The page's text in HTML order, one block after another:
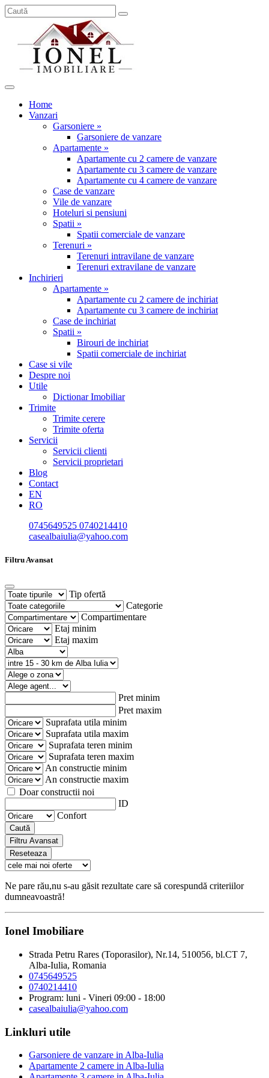
Home
Vanzari
Garsoniere »
Garsoniere de vanzare
Apartamente »
Apartamente cu 2 camere de vanzare
Apartamente cu 3 camere de vanzare
Apartamente cu 4 camere de vanzare
Case de vanzare
Vile de vanzare
Hoteluri si pensiuni
Spatii »
Spatii comerciale de vanzare
Terenuri »
Terenuri intravilane de vanzare
Terenuri extravilane de vanzare
Inchirieri
Apartamente »
Apartamente cu 2 camere de inchiriat
Apartamente cu 3 camere de inchiriat
Case de inchiriat
Spatii »
Birouri de inchiriat
Spatii comerciale de inchiriat
Case si vile
Despre noi
Utile
Dictionar Imobiliar
Trimite
Trimite cerere
Trimite oferta
Servicii
Servicii clienti
Servicii proprietari
Blog
Contact
EN
RO
0745649525 0740214410
casealbaiulia@yahoo.com
Filtru Avansat
Tip ofertă
Categorie
Compartimentare
Etaj minim
Etaj maxim
Pret minim
Pret maxim
Suprafata utila minim
Suprafata utila maxim
Suprafata teren minim
Suprafata teren maxim
An constructie minim
An constructie maxim
Doar constructii noi
ID
Confort
Caută
Filtru Avansat
Reseteaza
Ne pare rău,nu s-au găsit rezultate care să corespundă criteriilor
dumneavoastră!
Ionel Imobiliare
Strada Petru Rares (Toporasilor), Nr.14, 510056, bl.CT 7,
Alba-Iulia, Romania
0745649525
0740214410
Program: luni - Vineri 09:00 - 18:00
casealbaiulia@yahoo.com
Linkluri utile
Garsoniere de vanzare in Alba-Iulia
Apartamente 2 camere in Alba-Iulia